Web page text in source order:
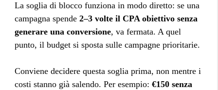
La soglia di blocco funziona in modo diretto: se una
campagna spende 2–3 volte il CPA obiettivo senza
generare una conversione, va fermata. A quel
punto, il budget si sposta sulle campagne prioritarie.
Conviene decidere questa soglia prima, non mentre i
costi stanno già salendo. Per esempio: €150 senza